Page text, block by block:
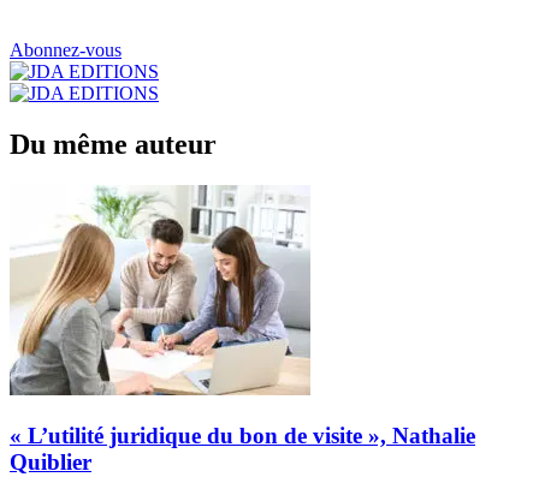
Abonnez-vous
Du même auteur
« L’utilité juridique du bon de visite », Nathalie
Quiblier